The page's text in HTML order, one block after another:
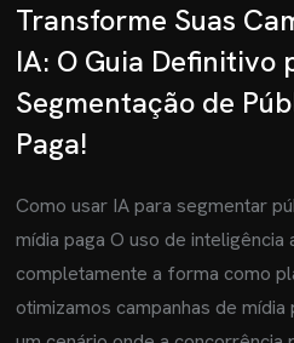
Transforme Suas
IA: O Guia Definitivo
Segmentação de
Paga!
Como usar IA para segmentar
mídia paga O uso de
completamente a forma como
otimizamos campanhas de